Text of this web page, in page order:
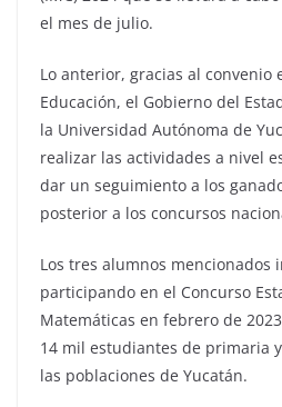
el mes de julio.
Lo anterior, gracias al convenio
Educación, el Gobierno del
la Universidad Autónoma de
realizar las actividades a nivel
dar un seguimiento a los
posterior a los concursos
Los tres alumnos mencionados
participando en el Concurso
Matemáticas en febrero de
14 mil estudiantes de primaria
las poblaciones de Yucatán.